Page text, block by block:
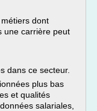
dont
une carrière peut
dans ce secteur.
plus bas
et qualités
salariales,